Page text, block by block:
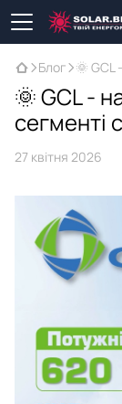
Блог 🌞 GCL
🌞 GCL -
сегменті
27 квітня 2026